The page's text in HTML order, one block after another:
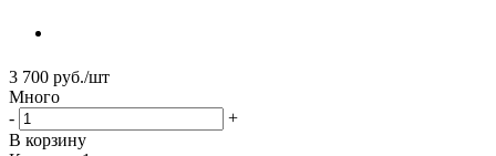
3 700 руб./шт
Много
-
+
В корзину